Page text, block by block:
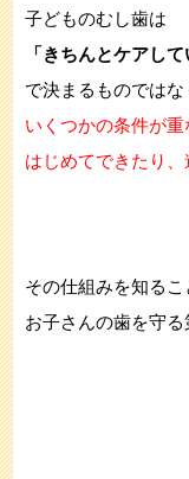
子どものむし歯は
「きちんとケアし
で決まるものではな
いくつかの条件が重
はじめてできたり、
その仕組みを知るこ
お子さんの歯を守る